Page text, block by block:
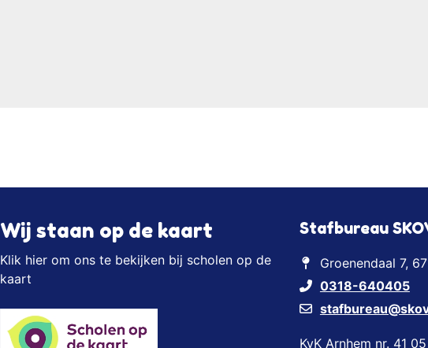
Wij staan op de kaart
Klik hierom ons te bekijken bij scholen op de
kaart
Stafbureau
Groenendaal 7,
0318-640405
KvK Arnhem nr. 41 05